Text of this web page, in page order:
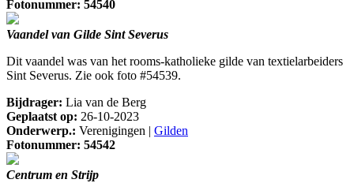
Fotonummer: 54540
Vaandel van Gilde Sint Severus
Dit vaandel was van het rooms-katholieke gilde van textielarbeiders
Sint Severus. Zie ook foto #54539.
Bijdrager: Lia van de Berg
Geplaatst op: 26-10-2023
Onderwerp.: Verenigingen | Gilden
Fotonummer: 54542
Centrum en Strijp